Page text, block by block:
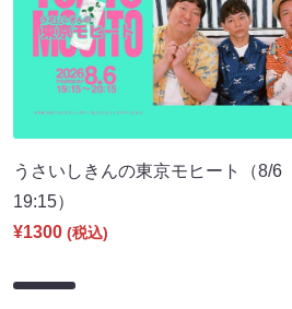
うさいしきんの東京モヒート（8/6
19:15）
¥1300 (税込)